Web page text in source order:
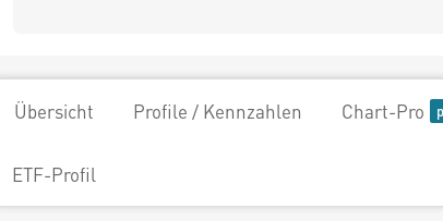
Übersicht Profile / Kennzahlen Chart-Pro
ETF-Profil